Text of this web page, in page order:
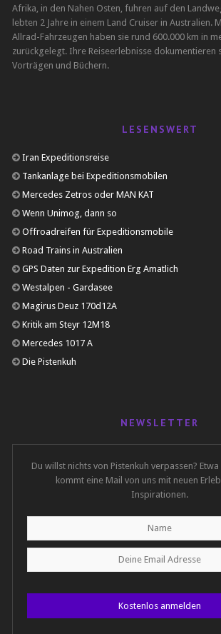
Afrika, in den Nahen Osten, fuhren auf den
lebten 2 Jahre in einem Land Cruiser in Australien.
Allrad-Fahrzeugen haben sie rund 600.000 km in
zurückgelegt. Ihre Reiseerlebnisse dokumentieren
Vorträgen und Büchern.
LESENSWERT
Iran Expeditionsreise
Tankanlage bei Expeditionsmobilen
Mercedes Zetros oder MAN KAT
Wenn Unimog, dann so
Offroadreifen für Expeditionsmobile
Road Trains in Australien
GPS Daten zur Expedition Erg Amatlich
Westalpen - Gardasee
Magirus Deuz 170d12A
Kritik am Steyr 12M18
Mercedes 1017 A
Die Pistenkuh
NEWSLETTER
Du willst nichts von Pistenkuh verpassen?
kommt eine Mail von uns mit neuen
Inspirationen.
Kostenlos anmelden